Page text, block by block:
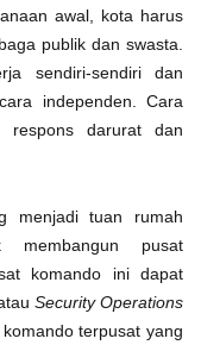
awal, kota harus
publik dan swasta.
sendiri-sendiri dan
independen. Cara
respons darurat dan
menjadi tuan rumah
membangun pusat
komando ini dapat
Security Operations
terpusat yang